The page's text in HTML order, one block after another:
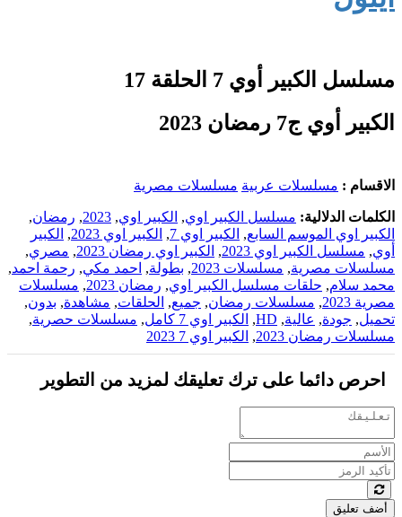
مسلسل الكبير أوي 7 الحلقة 17
الكبير أوي ج7 رمضان 2023
الاقسام : مسلسلات عربية مسلسلات مصرية
الكلمات الدلالية: مسلسل الكبير اوي, الكبير اوي,
2023
, رمضان,
الكبير اوي الموسم السابع, الكبير اوي 7 , الكبير اوي 2023 , الكبير
أوي, مسلسل الكبير اوي 2023 , الكبير اوي رمضان 2023 , مصري,
مسلسلات مصرية, مسلسلات 2023 , بطولة, احمد مكي, رحمة احمد,
محمد سلام, حلقات مسلسل الكبير اوي, رمضان 2023 , مسلسلات
مصرية 2023
, مسلسلات رمضان, جميع, الحلقات, مشاهدة, بدون,
تحميل, جودة, عالية,
HD
, الكبير اوي 7 كامل , مسلسلات حصرية,
مسلسلات رمضان 2023
, الكبير اوي 7 2023
احرص دائما على ترك تعليقك لمزيد من التطوير
أضف تعليق